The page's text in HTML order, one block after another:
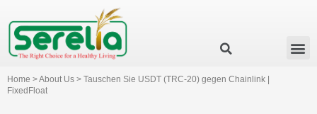
Home > About Us > Tauschen Sie USDT (TRC-20) gegen Chainlink |
FixedFloat